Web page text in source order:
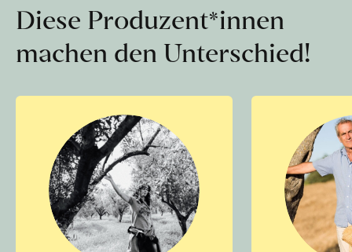
Diese Produzent*innen
machen den Unterschied!